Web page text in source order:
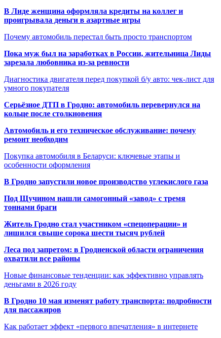
В Лиде женщина оформляла кредиты на коллег и
проигрывала деньги в азартные игры
Почему автомобиль перестал быть просто транспортом
Пока муж был на заработках в России, жительница Лиды
зарезала любовника из-за ревности
Диагностика двигателя перед покупкой б/у авто: чек-лист для
умного покупателя
Серьёзное ДТП в Гродно: автомобиль перевернулся на
кольце после столкновения
Автомобиль и его техническое обслуживание: почему
ремонт необходим
Покупка автомобиля в Беларуси: ключевые этапы и
особенности оформления
В Гродно запустили новое производство углекислого газа
Под Щучином нашли самогонный «завод» с тремя
тоннами браги
Житель Гродно стал участником «спецоперации» и
лишился свыше сорока шести тысяч рублей
Леса под запретом: в Гродненской области ограничения
охватили все районы
Новые финансовые тенденции: как эффективно управлять
деньгами в 2026 году
В Гродно 10 мая изменят работу транспорта: подробности
для пассажиров
Как работает эффект «первого впечатления» в интернете